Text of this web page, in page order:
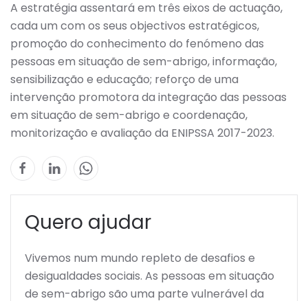
A estratégia assentará em três eixos de actuação,
cada um com os seus objectivos estratégicos,
promoção do conhecimento do fenómeno das
pessoas em situação de sem-abrigo, informação,
sensibilização e educação; reforço de uma
intervenção promotora da integração das pessoas
em situação de sem-abrigo e coordenação,
monitorização e avaliação da ENIPSSA 2017-2023.
Quero ajudar
Vivemos num mundo repleto de desafios e
desigualdades sociais. As pessoas em situação
de sem-abrigo são uma parte vulnerável da